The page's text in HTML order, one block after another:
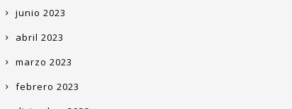
junio 2023
abril 2023
marzo 2023
febrero 2023